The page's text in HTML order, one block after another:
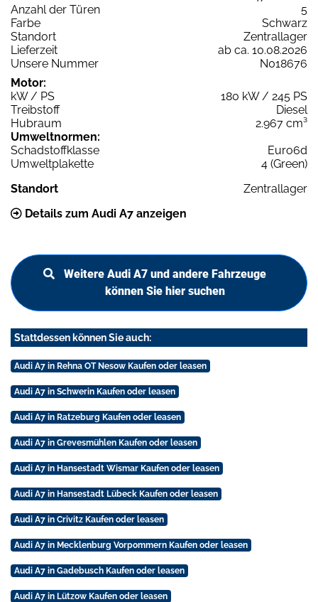
Anzahl der Türen
5
Farbe
Schwarz
Standort
Zentrallager
Lieferzeit
ab ca. 10.08.2026
Unsere Nummer
N018676
Motor:
kW / PS
180 kW / 245 PS
Treibstoff
Diesel
Hubraum
2.967 cm³
Umweltnormen:
Schadstoffklasse
Euro6d
Umweltplakette
4 (Green)
Standort
Zentrallager
Details zum Audi A7 anzeigen
Weitere Audi A7 und andere Fahrzeuge
können Sie hier suchen
Stattdessen können Sie auch:
Audi A7 in Rehna OT Nesow Kaufen oder leasen
Audi A7 in Schwerin Kaufen oder leasen
Audi A7 in Ratzeburg Kaufen oder leasen
Audi A7 in Grevesmühlen Kaufen oder leasen
Audi A7 in Hansestadt Wismar Kaufen oder leasen
Audi A7 in Hansestadt Lübeck Kaufen oder leasen
Audi A7 in Crivitz Kaufen oder leasen
Audi A7 in Mecklenburg Vorpommern Kaufen oder leasen
Audi A7 in Gadebusch Kaufen oder leasen
Audi A7 in Lützow Kaufen oder leasen